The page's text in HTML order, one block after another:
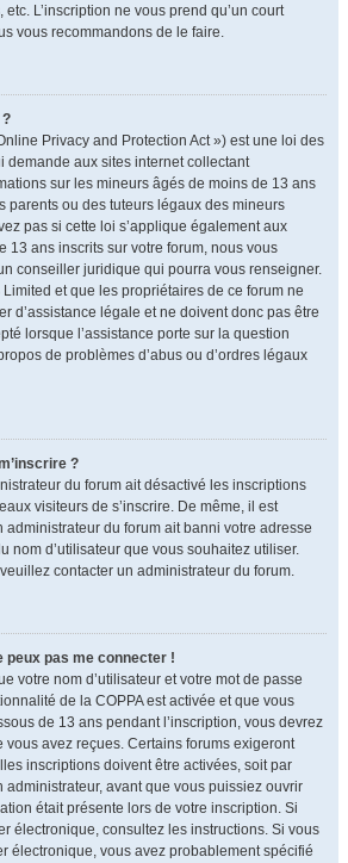
L’inscription ne vous prend qu’un court
vous recommandons de le faire.
?
Privacy and Protection Act ») est une loi des
demande aux sites internet collectant
sur les mineurs âgés de moins de 13 ans
parents ou des tuteurs légaux des mineurs
pas si cette loi s’applique également aux
13 ans inscrits sur votre forum, nous vous
conseiller juridique qui pourra vous renseigner.
et que les propriétaires de ce forum ne
d’assistance légale et ne doivent donc pas être
lorsque l’assistance porte sur la question
de problèmes d’abus ou d’ordres légaux
?
du forum ait désactivé les inscriptions
visiteurs de s’inscrire. De même, il est
administrateur du forum ait banni votre adresse
nom d’utilisateur que vous souhaitez utiliser.
contacter un administrateur du forum.
pas me connecter !
votre nom d’utilisateur et votre mot de passe
de la COPPA est activée et que vous
de 13 ans pendant l’inscription, vous devrez
vous avez reçues. Certains forums exigeront
inscriptions doivent être activées, soit par
administrateur, avant que vous puissiez ouvrir
était présente lors de votre inscription. Si
électronique, consultez les instructions. Si vous
électronique, vous avez probablement spécifié